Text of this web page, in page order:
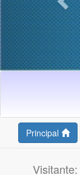
Principal
Visitante: